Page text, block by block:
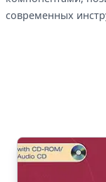
современных